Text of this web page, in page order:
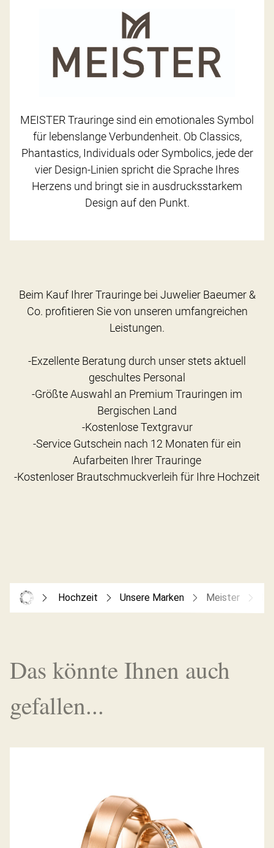
MEISTER Trauringe sind ein emotionales Symbol
für lebenslange Verbundenheit. Ob Classics,
Phantastics, Individuals oder Symbolics, jede der
vier Design-Linien spricht die Sprache Ihres
Herzens und bringt sie in ausdrucksstarkem
Design auf den Punkt.
Beim Kauf Ihrer Trauringe bei Juwelier Baeumer &
Co. profitieren Sie von unseren umfangreichen
Leistungen.
-Exzellente Beratung durch unser stets aktuell
geschultes Personal
-Größte Auswahl an Premium Trauringen im
Bergischen Land
-Kostenlose Textgravur
-Service Gutschein nach 12 Monaten für ein
Aufarbeiten Ihrer Trauringe
Hochzeit Unsere Marken Meister
Das könnte Ihnen auch
gefallen...
MEISTER TRAURINGE PHANTASTICS